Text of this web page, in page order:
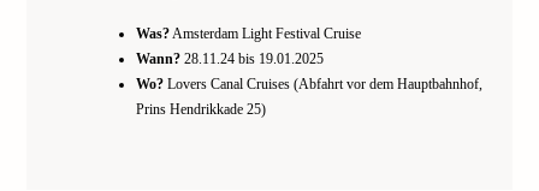
Was?Amsterdam Light Festival Cruise
Wann? 28.11.24 bis 19.01.2025
Wo? Lovers Canal Cruises (Abfahrt vor dem Hauptbahnhof,
Prins Hendrikkade 25)